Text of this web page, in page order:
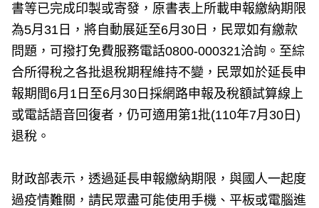
書等已完成印製或寄發，原書表上所載申報繳納期限
為5月31日，將自動展延至6月30日，民眾如有繳款
問題，可撥打免費服務電話0800-000321洽詢。至綜
合所得稅之各批退稅期程維持不變，民眾如於延長申
報期間6月1日至6月30日採網路申報及稅額試算線上
或電話語音回復者，仍可適用第1批(110年7月30日)
退稅。
財政部表示，透過延長申報繳納期限，與國人一起度
過疫情難關，請民眾盡可能使用手機、平板或電腦進